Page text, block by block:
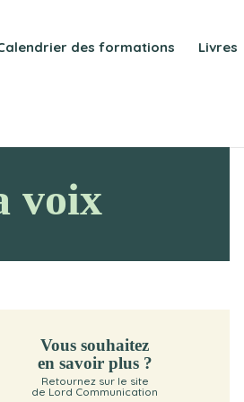
des formations Livres
voix
Vous souhaitez
en savoir plus ?
Retournez sur le site
de Lord Communication